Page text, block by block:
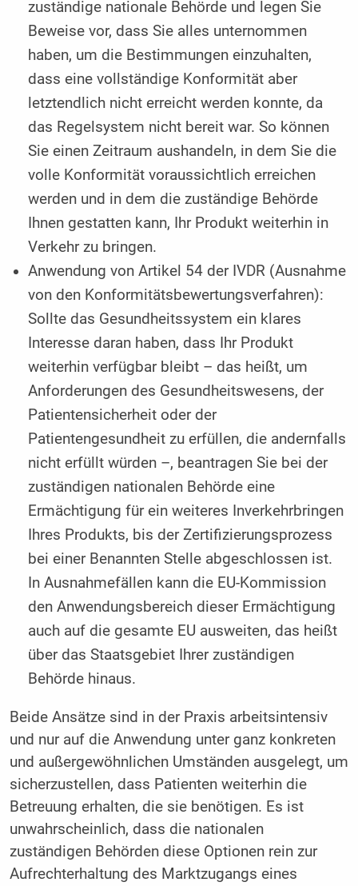
zuständige nationale Behörde und legen Sie
Beweise vor, dass Sie alles unternommen
haben, um die Bestimmungen einzuhalten,
dass eine vollständige ­Konformität aber
letztendlich nicht erreicht werden konnte, da
das Regelsystem nicht bereit war. So können
Sie einen Zeitraum aushandeln, in dem Sie die
volle Konfor­mität voraussichtlich erreichen
werden und in dem die zuständige Behörde
Ihnen gestatten kann, Ihr Produkt weiterhin in
Verkehr zu bringen.
Anwendung von Artikel 54 der IVDR (Ausnahme
von den Konformitätsbewertungsverfahren):
Sollte das Gesundheitssystem ein klares
Interesse daran haben, dass Ihr Produkt
weiterhin verfügbar bleibt – das heißt, um
Anforderungen des Gesundheitswesens, der
Patientensicherheit oder der
Patientengesundheit zu erfüllen, die andernfalls
nicht erfüllt würden –, beantragen Sie bei der
zuständigen nationalen Behörde eine
Ermächtigung für ein weiteres Inverkehrbringen
Ihres Produkts, bis der Zertifizierungsprozess
bei einer Benannten Stelle abgeschlossen ist.
In Ausnahmefällen kann die EU-Kommission
den Anwendungsbereich dieser Ermächtigung
auch auf die gesamte EU ausweiten, das heißt
über das Staatsgebiet Ihrer zuständigen
Behörde hinaus.
Beide Ansätze sind in der Praxis arbeitsintensiv
und nur auf die Anwendung unter ganz konkreten
und außergewöhnlichen Umständen ausgelegt, um
sicherzustellen, dass Patienten weiterhin die
Betreuung erhalten, die sie benötigen. Es ist
unwahrscheinlich, dass die nationalen
zuständigen Behörden diese Optionen rein zur
Aufrechterhaltung des Marktzugangs eines